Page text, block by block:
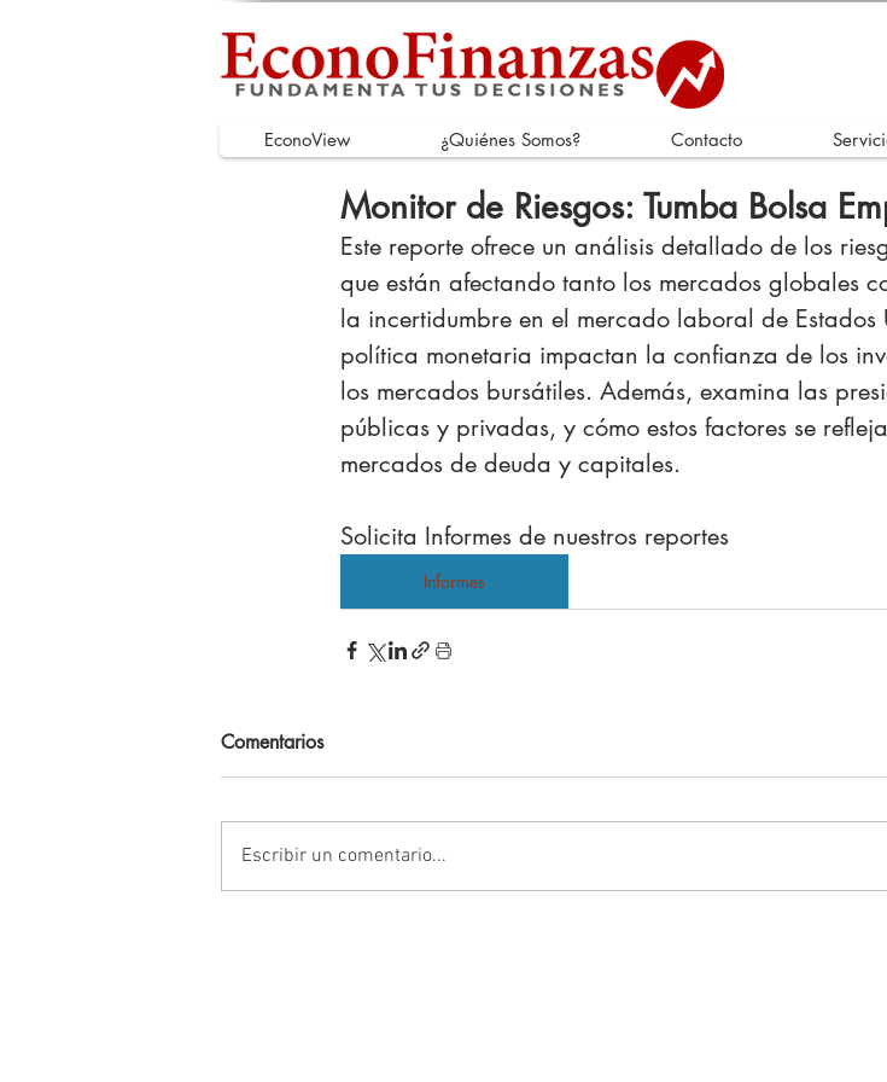
EconoView ¿Quiénes Somos? Contacto
Monitor de Riesgos: Tumba Bolsa
Este reporte ofrece un análisis detallado de los
que están afectando tanto los mercados globales
la incertidumbre en el mercado laboral de Estados
política monetaria impactan la confianza de los
los mercados bursátiles. Además, examina las
públicas y privadas, y cómo estos factores se
mercados de deuda y capitales.
Solicita Informes de nuestros reportes
Informes
Comentarios
Escribir un comentario...